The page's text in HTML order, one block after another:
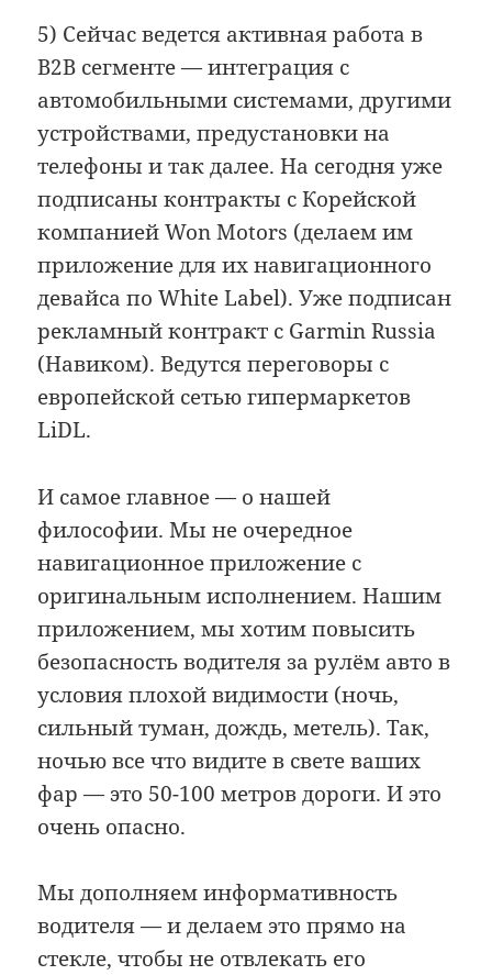
5) Сейчас ведется активная работа в
B2B сегменте — интеграция с
автомобильными системами, другими
устройствами, предустановки на
телефоны и так далее. На сегодня уже
подписаны контракты с Корейской
компанией Won Motors (делаем им
приложение для их навигационного
девайса по White Label). Уже подписан
рекламный контракт с Garmin Russia
(Навиком). Ведутся переговоры с
европейской сетью гипермаркетов
LiDL.
И самое главное — о нашей
философии. Мы не очередное
навигационное приложение с
оригинальным исполнением. Нашим
приложением, мы хотим повысить
безопасность водителя за рулём авто в
условия плохой видимости (ночь,
сильный туман, дождь, метель). Так,
ночью все что видите в свете ваших
фар — это 50-100 метров дороги. И это
очень опасно.
Мы дополняем информативность
водителя — и делаем это прямо на
стекле, чтобы не отвлекать его